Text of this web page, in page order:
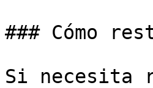
### Cómo
Si necesita